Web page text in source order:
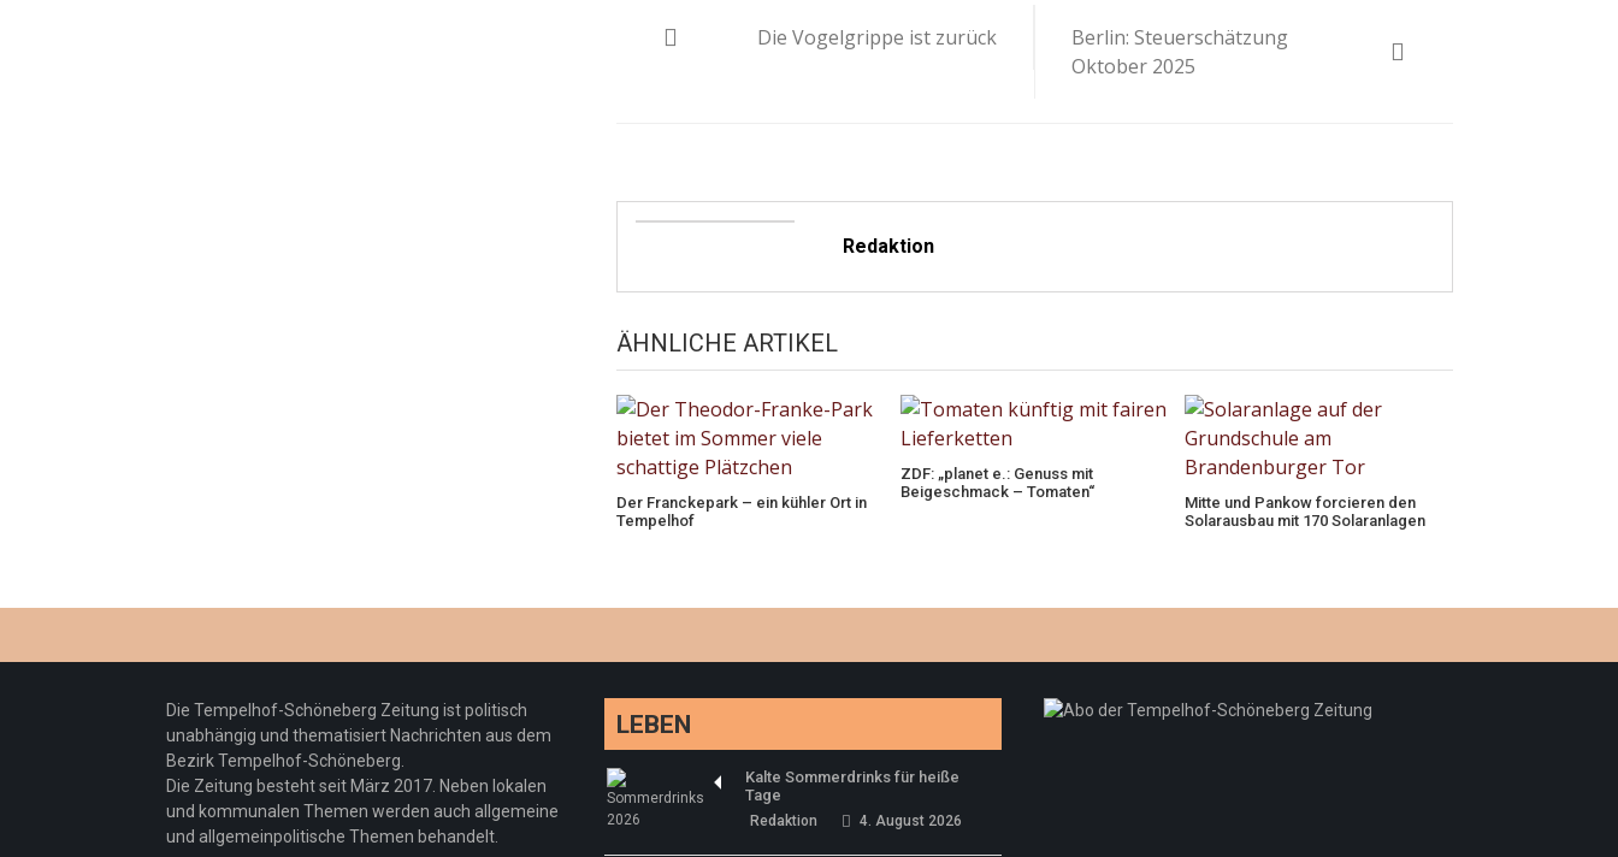
Die Vogelgrippe ist zurück
Berlin: Steuerschätzung
Oktober 2025
Redaktion
ÄHNLICHE ARTIKEL
Der Franckepark – ein kühler Ort in
Tempelhof
ZDF: „planet e.: Genuss mit
Beigeschmack – Tomaten“
Mitte und Pankow forcieren den
Solarausbau mit 170 Solaranlagen
Die Tempelhof-Schöneberg Zeitung ist politisch
unabhängig und thematisiert Nachrichten aus dem
Bezirk Tempelhof-Schöneberg.
Die Zeitung besteht seit März 2017. Neben lokalen
und kommunalen Themen werden auch allgemeine
und allgemeinpolitische Themen behandelt.
LEBEN
Kalte Sommerdrinks für heiße
Tage
Redaktion 4. August 2026